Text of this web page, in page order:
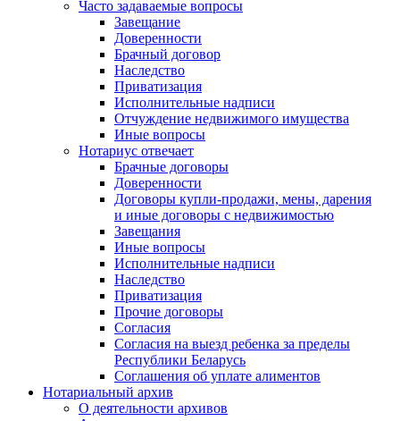
Часто задаваемые вопросы
Завещание
Доверенности
Брачный договор
Наследство
Приватизация
Исполнительные надписи
Отчуждение недвижимого имущества
Иные вопросы
Нотариус отвечает
Брачные договоры
Доверенности
Договоры купли-продажи, мены, дарения
и иные договоры с недвижимостью
Завещания
Иные вопросы
Исполнительные надписи
Наследство
Приватизация
Прочие договоры
Согласия
Согласия на выезд ребенка за пределы
Республики Беларусь
Соглашения об уплате алиментов
Нотариальный архив
О деятельности архивов